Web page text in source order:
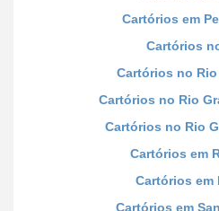
Cartórios em
Cartórios
Cartórios no
Cartórios no Rio
Cartórios no Rio
Cartórios em
Cartórios em
Cartórios em